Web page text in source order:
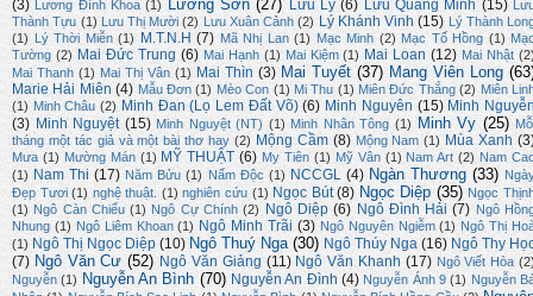
(3) Lương Đình Khoa (1) Lương Sơn (27) Lưu Ly (6) Lưu Quang Minh (15)
Thành Tựu (1) Lưu Thị Mười (2) Lưu Xuân Cảnh (2) Lý Khánh Vinh (15) Lý Thành
(1) Lý Thời Miễn (1) M.T.N.H (7) Mã Nhị Lan (1) Mạc Minh (2) Mạc Tố Hồng (1)
Tường (2) Mai Đức Trung (6) Mai Hạnh (1) Mai Kiệm (1) Mai Loan (12) Mai Nhật
Mai Thanh (1) Mai Thị Vân (1) Mai Thìn (3) Mai Tuyết (37) Mang Viên Long
Marie Hải Miên (4) Mẫu Đơn (1) Mèo Con (1) Mi Thu (1) Miên Đức Thắng (2) Miên
(1) Minh Châu (2) Minh Đan (Lọ Lem Đất Võ) (6) Minh Nguyên (15) Minh
(3) Minh Nguyệt (15) Minh Nguyệt (NT) (1) Minh Nhân Tông (1) Minh Vy (25)
tháng một tác giả và một bài thơ hay (2) Mộng Cầm (8) Mộng Nam (1) Mùa Xanh
Mưa (1) Mường Mán (1) MỸ THUẬT (6) My Tiên (1) Mỹ Vân (1) Nam Art (2) Nam
(1) Nam Thi (17) Năm Bửu (1) Nấm Độc (1) NCCGL (4) Ngàn Thương (33)
Đẹp Tươi (1) nghệ thuật. (1) nghiên cứu (1) Ngọc Bút (8) Ngọc Diệp (35) Ngọc
(1) Ngô Càn Chiểu (1) Ngô Cự Chính (2) Ngô Diệp (6) Ngô Đình Hải (7) Ngô
Nhung (1) Ngô Liêm Khoan (1) Ngô Minh Trãi (3) Ngô Nguyên Ngiễm (1) Ngô Thị
(1) Ngô Thị Ngọc Diệp (10) Ngô Thuý Nga (30) Ngô Thúy Nga (16) Ngô Thy
(7) Ngô Văn Cư (52) Ngô Văn Giảng (11) Ngô Văn Khanh (17) Ngô Viết Hòa
Nguyễn (1) Nguyễn An Bình (70) Nguyễn An Đình (4) Nguyễn Ánh 9 (1) Nguyễn